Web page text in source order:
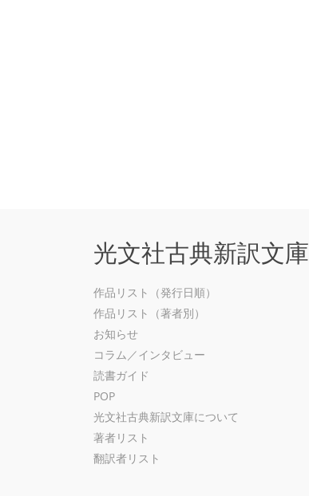
光文社古典新訳文庫
作品リスト（発行日順）
作品リスト（著者別）
お知らせ
コラム／インタビュー
読書ガイド
POP
光文社古典新訳文庫について
著者リスト
翻訳者リスト